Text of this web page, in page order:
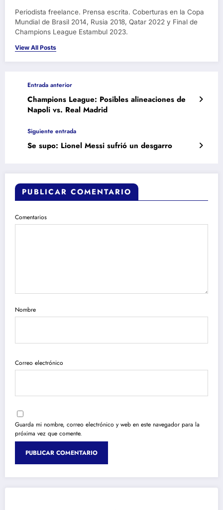
Periodista freelance. Prensa escrita. Coberturas en la Copa
Mundial de Brasil 2014, Rusia 2018, Qatar 2022 y Final de
Champions League Estambul 2023.
View All Posts
Entrada anterior
Champions League: Posibles alineaciones de
Napoli vs. Real Madrid
Siguiente entrada
Se supo: Lionel Messi sufrió un desgarro
PUBLICAR COMENTARIO
Comentarios
Nombre
Correo electrónico
Guarda mi nombre, correo electrónico y web en este navegador para la
próxima vez que comente.